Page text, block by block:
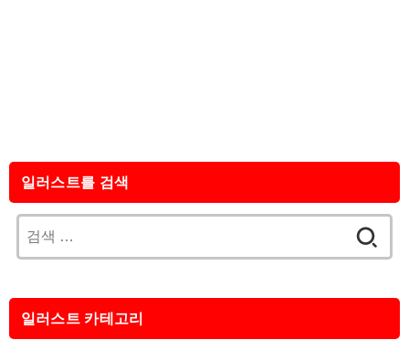
일러스트를 검색
색:
일러스트 카테고리